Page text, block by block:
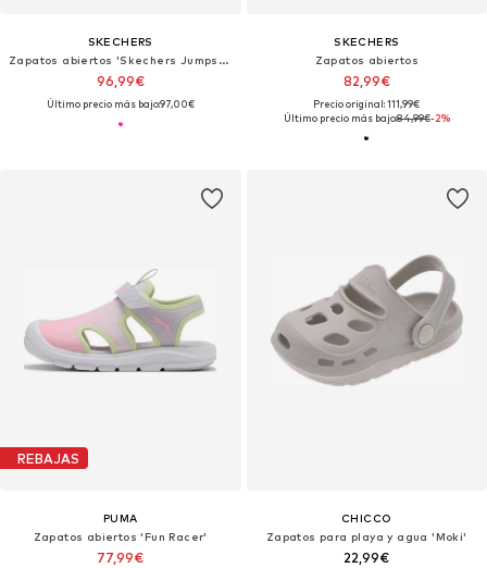
SKECHERS
Zapatos abiertos 'Skechers Jumpsters Sandal - Tie Dye Bf'
96,99€
Último precio más bajo:97,00€
SKECHERS
Zapatos abiertos
82,99€
Precio original: 111,99€
Último precio más bajo:84,99€-2%
REBAJAS
PUMA
Zapatos abiertos 'Fun Racer'
77,99€
CHICCO
Zapatos para playa y agua 'Moki'
22,99€